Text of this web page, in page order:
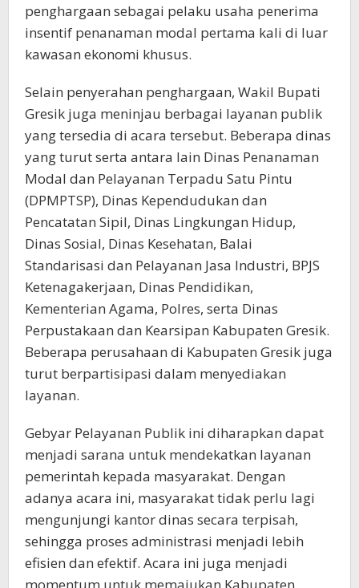
penghargaan sebagai pelaku usaha penerima
insentif penanaman modal pertama kali di luar
kawasan ekonomi khusus.
Selain penyerahan penghargaan, Wakil Bupati
Gresik juga meninjau berbagai layanan publik
yang tersedia di acara tersebut. Beberapa dinas
yang turut serta antara lain Dinas Penanaman
Modal dan Pelayanan Terpadu Satu Pintu
(DPMPTSP), Dinas Kependudukan dan
Pencatatan Sipil, Dinas Lingkungan Hidup,
Dinas Sosial, Dinas Kesehatan, Balai
Standarisasi dan Pelayanan Jasa Industri, BPJS
Ketenagakerjaan, Dinas Pendidikan,
Kementerian Agama, Polres, serta Dinas
Perpustakaan dan Kearsipan Kabupaten Gresik.
Beberapa perusahaan di Kabupaten Gresik juga
turut berpartisipasi dalam menyediakan
layanan.
Gebyar Pelayanan Publik ini diharapkan dapat
menjadi sarana untuk mendekatkan layanan
pemerintah kepada masyarakat. Dengan
adanya acara ini, masyarakat tidak perlu lagi
mengunjungi kantor dinas secara terpisah,
sehingga proses administrasi menjadi lebih
efisien dan efektif. Acara ini juga menjadi
momentum untuk memajukan Kabupaten